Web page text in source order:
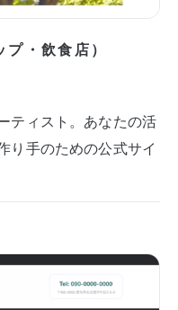
・飲食店）
ティスト。あなたの活
り手のための公式サイ